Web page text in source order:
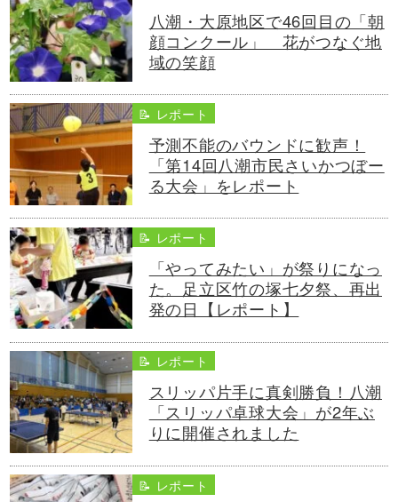
八潮・大原地区で46回目の「朝
顔コンクール」 花がつなぐ地
域の笑顔
📝 レポート
予測不能のバウンドに歓声！
「第14回八潮市民さいかつぼー
る大会」をレポート
📝 レポート
「やってみたい」が祭りになっ
た。足立区竹の塚七夕祭、再出
発の日【レポート】
📝 レポート
スリッパ片手に真剣勝負！八潮
「スリッパ卓球大会」が2年ぶ
りに開催されました
📝 レポート